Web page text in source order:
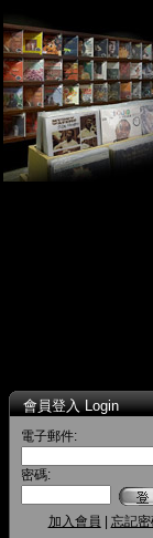
會員登入 Login
電子郵件:
密碼:
加入會員 忘記密